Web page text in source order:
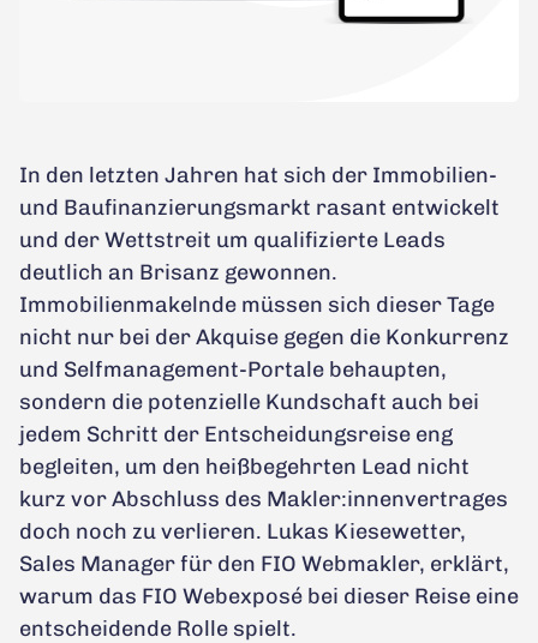
In den letzten Jahren hat sich der Immobilien-
und Baufinanzierungsmarkt rasant entwickelt
und der Wettstreit um qualifizierte Leads
deutlich an Brisanz gewonnen.
Immobilienmakelnde müssen sich dieser Tage
nicht nur bei der Akquise gegen die Konkurrenz
und Selfmanagement-Portale behaupten,
sondern die potenzielle Kundschaft auch bei
jedem Schritt der Entscheidungsreise eng
begleiten, um den heißbegehrten Lead nicht
kurz vor Abschluss des Makler:innenvertrages
doch noch zu verlieren. Lukas Kiesewetter,
Sales Manager für den FIO Webmakler, erklärt,
warum das FIO Webexposé bei dieser Reise eine
entscheidende Rolle spielt.